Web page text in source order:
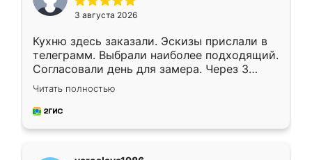
3 августа 2026
Кухню здесь заказали. Эскизы прислали в
телеграмм. Выбрали наиболее подходящий.
Согласовали день для замера. Через 3
недели кухня была уже готова. Остались
довольны работой. Спасибо Ренессанс
мебель за качественную работу!
Читать полностью